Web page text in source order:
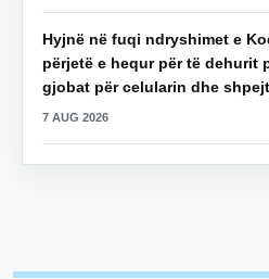
Hyjnë në fuqi ndryshimet e
përjetë e hequr për të dehurit
gjobat për celularin dhe
7 AUG 2026